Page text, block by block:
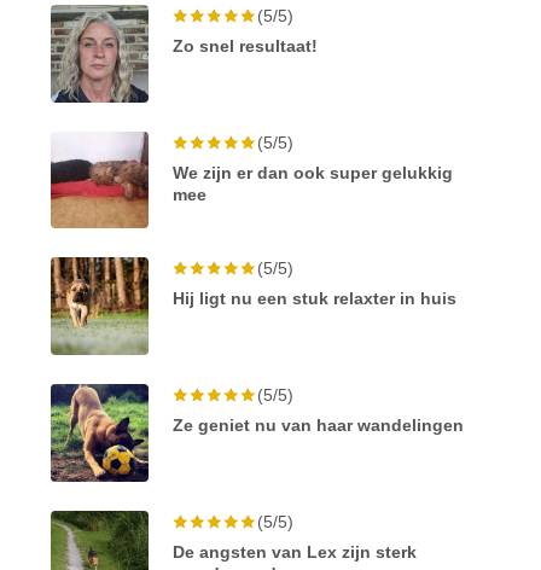
(5/5)
Zo snel resultaat!
(5/5)
We zijn er dan ook super gelukkig
mee
(5/5)
Hij ligt nu een stuk relaxter in huis
(5/5)
Ze geniet nu van haar wandelingen
(5/5)
De angsten van Lex zijn sterk